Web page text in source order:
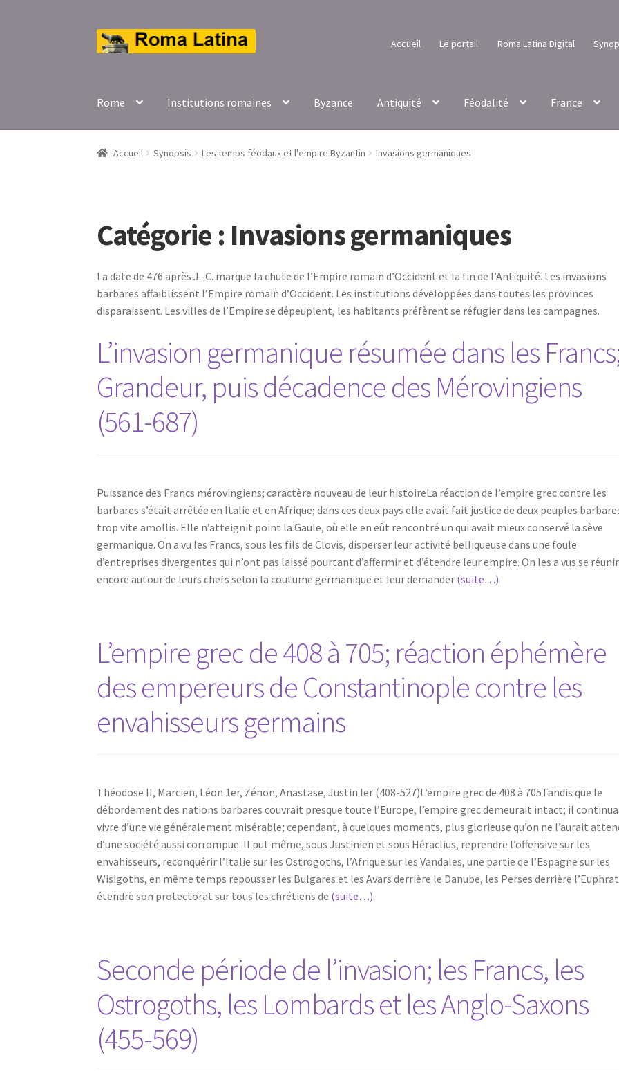
Aller
à
Aller
au
Accueil Le portail Roma Latina Digital
Rome Institutions romaines Byzance Antiquité Féodalité France
Accueil Synopsis Les temps féodaux et l'empire Byzantin Invasions germaniques
Catégorie : Invasions germaniques
La date de 476 après J.-C. marque la chute de l’Empire romain d’Occident et la fin de l’Antiquité. Les invasions
barbares affaiblissent l’Empire romain d’Occident. Les institutions développées dans toutes les provinces
disparaissent. Les villes de l’Empire se dépeuplent, les habitants préfèrent se réfugier dans les campagnes.
L’invasion germanique résumée dans les
Grandeur, puis décadence des Mérovingiens
(561-687)
Puissance des Francs mérovingiens; caractère nouveau de leur histoireLa réaction de l’empire grec contre les
barbares s’était arrêtée en Italie et en Afrique; dans ces deux pays elle avait fait justice de deux peuples
trop vite amollis. Elle n’atteignit point la Gaule, où elle en eût rencontré un qui avait mieux conservé la sève
germanique. On a vu les Francs, sous les fils de Clovis, disperser leur activité belliqueuse dans une foule
d’entreprises divergentes qui n’ont pas laissé pourtant d’affermir et d’étendre leur empire. On les a vus se réunir
encore autour de leurs chefs selon la coutume germanique et leur demander (suite…)
L’empire grec de 408 à 705; réaction éphémère
des empereurs de Constantinople contre les
envahisseurs germains
Théodose II, Marcien, Léon 1er, Zénon, Anastase, Justin Ier (408-527)L’empire grec de 408 à 705Tandis que le
débordement des nations barbares couvrait presque toute l’Europe, l’empire grec demeurait intact; il continua
vivre d’une vie généralement misérable; cependant, à quelques moments, plus glorieuse qu’on ne l’aurait
d’une société aussi corrompue. Il put même, sous Justinien et sous Héraclius, reprendre l’offensive sur les
envahisseurs, reconquérir l’Italie sur les Ostrogoths, l’Afrique sur les Vandales, une partie de l’Espagne sur les
Wisigoths, en même temps repousser les Bulgares et les Avars derrière le Danube, les Perses derrière
étendre son protectorat sur tous les chrétiens de (suite…)
Seconde période de l’invasion; les Francs, les
Ostrogoths, les Lombards et les Anglo-Saxons
(455-569)